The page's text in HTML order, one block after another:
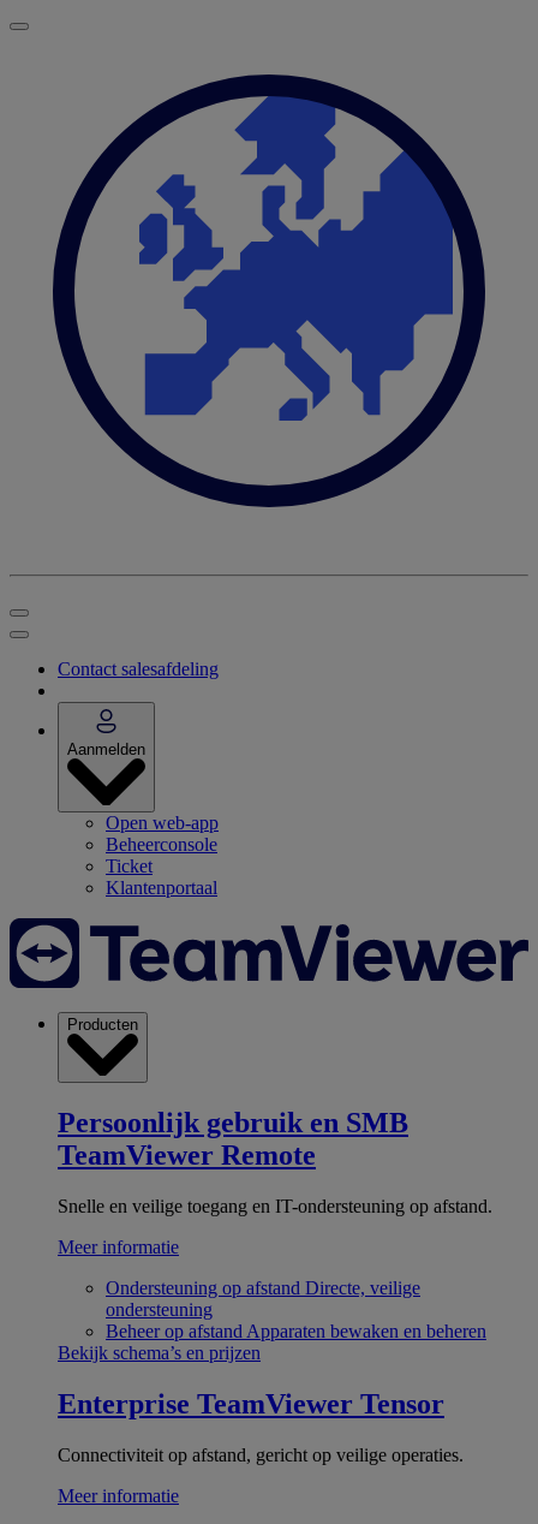
Contact salesafdeling
Aanmelden
Open web-app
Beheerconsole
Ticket
Klantenportaal
Producten
Persoonlijk gebruik en SMB
TeamViewer Remote
Snelle en veilige toegang en IT-ondersteuning op afstand.
Meer informatie
Ondersteuning op afstand Directe, veilige
ondersteuning
Beheer op afstand Apparaten bewaken en beheren
Bekijk schema’s en prijzen
Enterprise TeamViewer Tensor
Connectiviteit op afstand, gericht op veilige operaties.
Meer informatie